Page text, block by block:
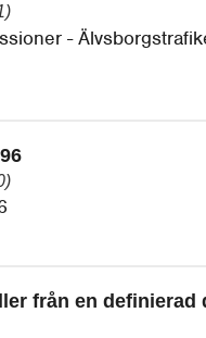
-
från en definierad